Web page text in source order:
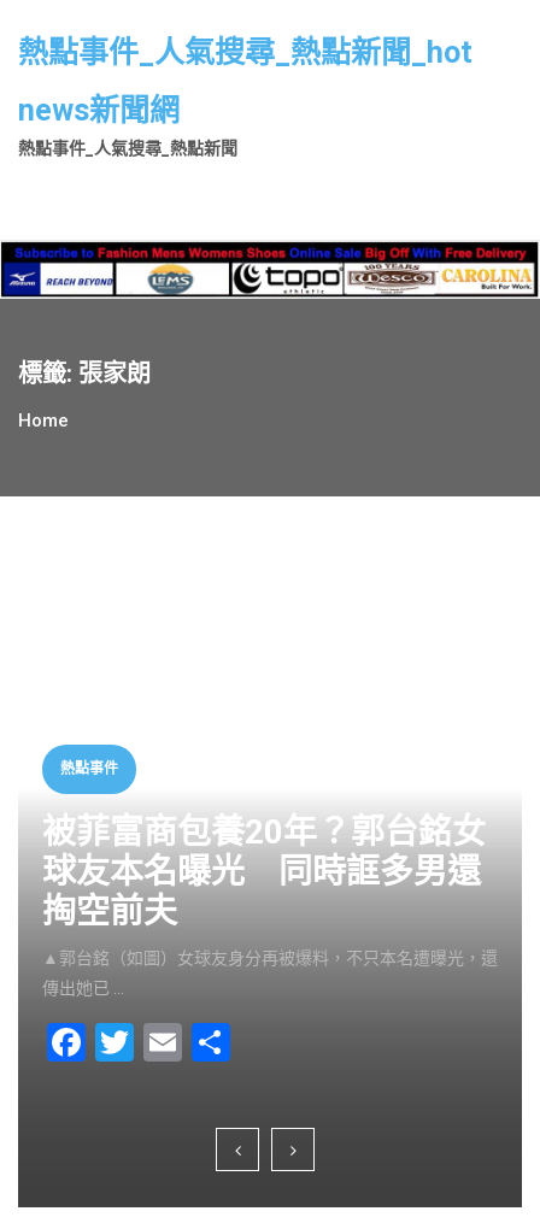
熱點事件_人氣搜尋_熱點新聞_hot
news新聞網
熱點事件_人氣搜尋_熱點新聞
標籤: 張家朗
Home
熱點事件
被菲富商包養20年？郭台銘女
球友本名曝光 同時誆多男還
掏空前夫
▲郭台銘（如圖）女球友身分再被爆料，不只本名遭曝光，還
傳出她已 …
F
b
T
E
ar
e